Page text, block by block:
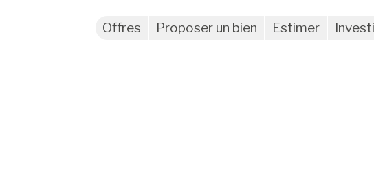
Offres Proposer un bien Estimer